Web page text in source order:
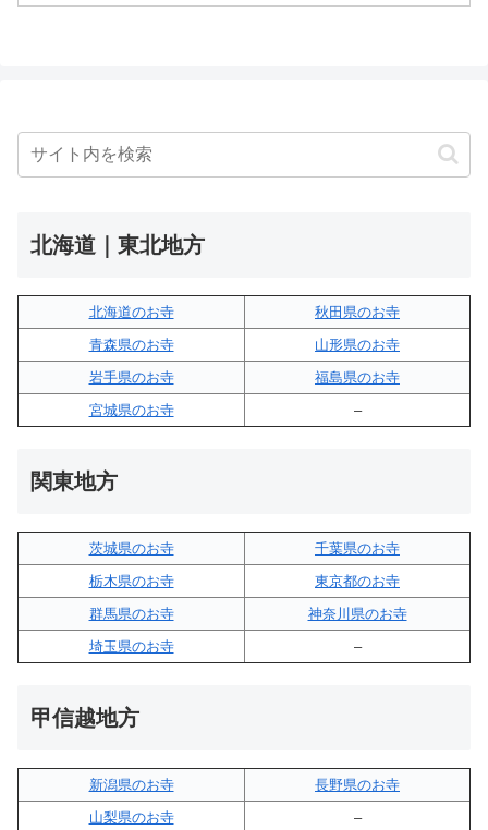
北海道｜東北地方
北海道のお寺
秋田県のお寺
青森県のお寺
山形県のお寺
岩手県のお寺
福島県のお寺
宮城県のお寺
–
関東地方
茨城県のお寺
千葉県のお寺
栃木県のお寺
東京都のお寺
群馬県のお寺
神奈川県のお寺
埼玉県のお寺
–
甲信越地方
新潟県のお寺
長野県のお寺
山梨県のお寺
–